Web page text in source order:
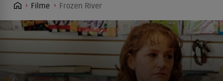
Filme Frozen River